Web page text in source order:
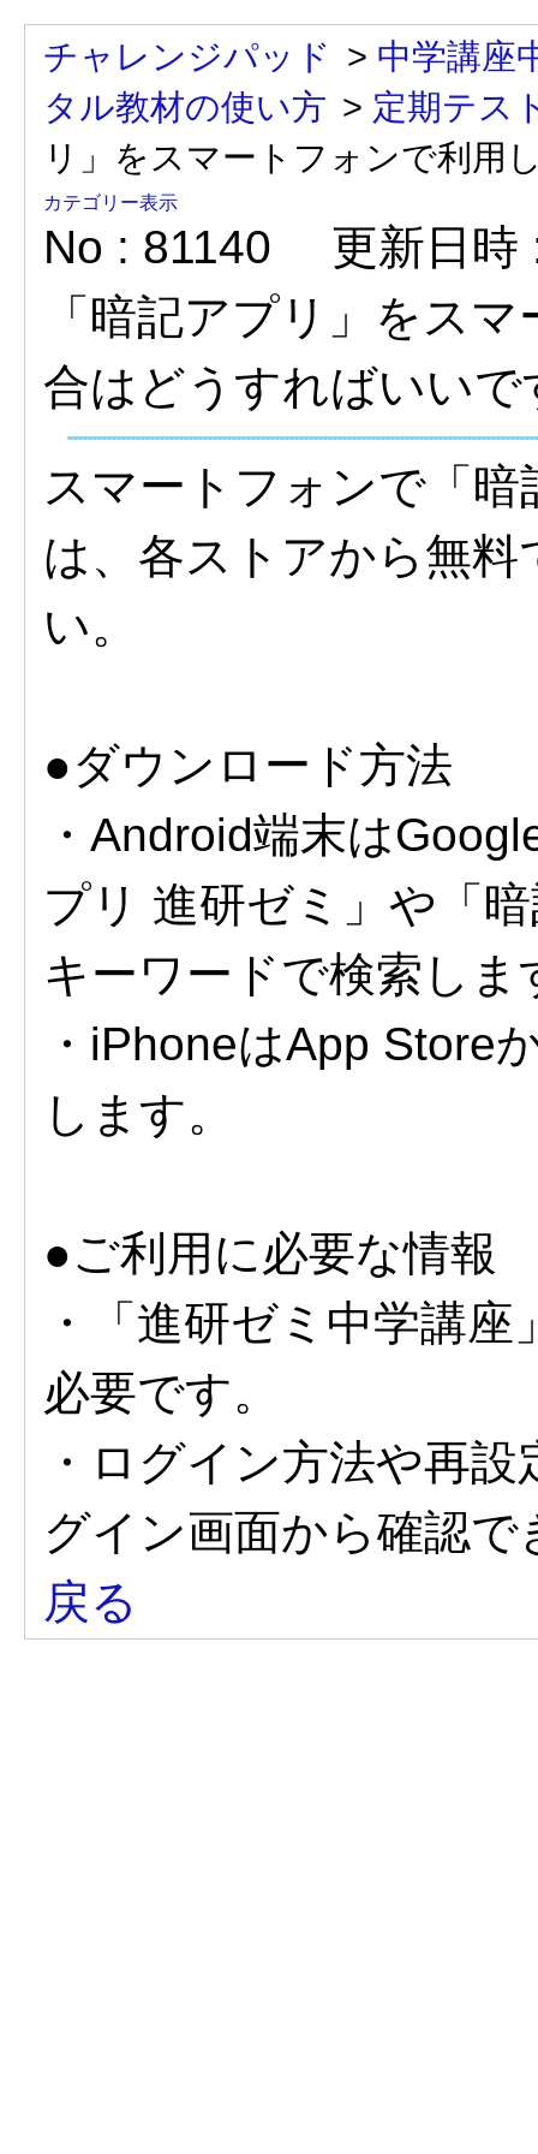
チャレンジパッド > 中学講座
タル教材の使い方 > 定期テス
リ」をスマートフォンで利用
カテゴリー表示
No : 81140
更新日時
「暗記アプリ」をス
合はどうすればいいで
スマートフォンで「
は、各ストアから無
い。
●ダウンロード方法
・Android端末は
プリ 進研ゼミ」や「
キーワードで検索しま
・iPhoneはApp Store
します。
●ご利用に必要な情報
・「進研ゼミ中学講
必要です。
・ログイン方法や再
グイン画面から確認で
戻る